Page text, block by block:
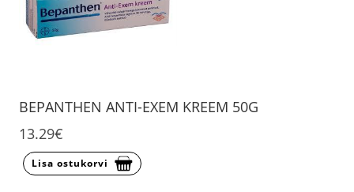
BEPANTHEN ANTI-EXEM KREEM 50G
13.29€
Lisa ostukorvi